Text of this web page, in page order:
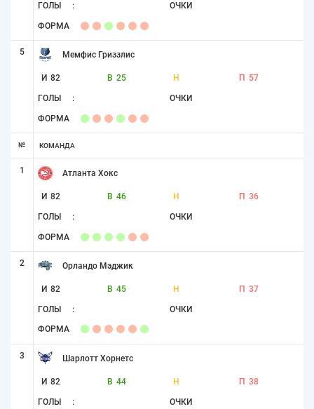
ГОЛЫ : ОЧКИ
ФОРМА
5 Мемфис Гриззлис
И 82 В 25 Н П 57
ГОЛЫ : ОЧКИ
ФОРМА
№ КОМАНДА
1 Атланта Хокс
И 82 В 46 Н П 36
ГОЛЫ : ОЧКИ
ФОРМА
2 Орландо Мэджик
И 82 В 45 Н П 37
ГОЛЫ : ОЧКИ
ФОРМА
3 Шарлотт Хорнетс
И 82 В 44 Н П 38
ГОЛЫ : ОЧКИ